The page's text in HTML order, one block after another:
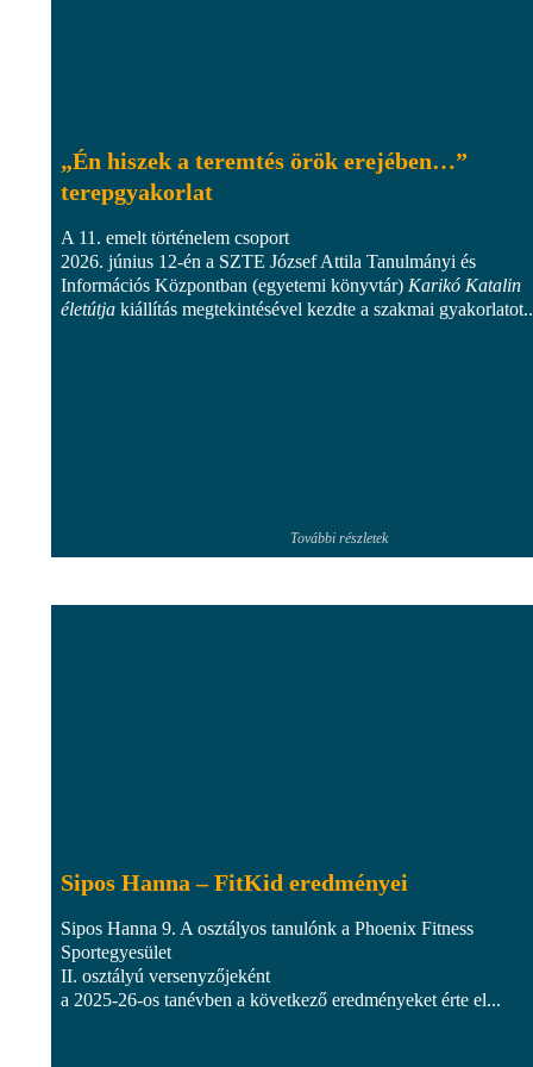
„Én hiszek a teremtés örök erejében…”
terepgyakorlat
A 11. emelt történelem csoport
2026. június 12-én a SZTE József Attila Tanulmányi és
Információs Központban (egyetemi könyvtár) Karikó Katalin
életútja kiállítás megtekintésével kezdte a szakmai
További részletek
Sipos Hanna – FitKid eredményei
Sipos Hanna 9. A osztályos tanulónk a Phoenix Fitness
Sportegyesület
II. osztályú versenyzőjeként
a 2025-26-os tanévben a következő eredményeket érte el...